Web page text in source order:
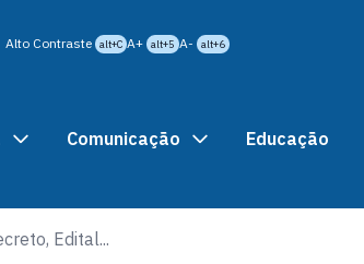
Alto Contraste alt+C A+ alt+5 A- alt+6
Comunicação Educação